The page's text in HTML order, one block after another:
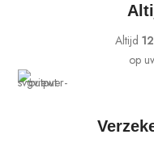
Altijd
op